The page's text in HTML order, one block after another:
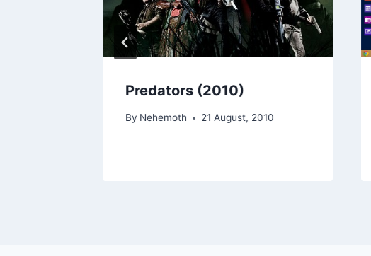
Predators (2010)
By Nehemoth 21 August, 2010